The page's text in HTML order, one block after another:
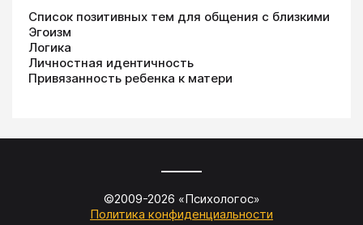
Список позитивных тем для общения с близкими
Эгоизм
Логика
Личностная идентичность
Привязанность ребенка к матери
©2009-2026 «Психологос»
Политика конфиденциальности